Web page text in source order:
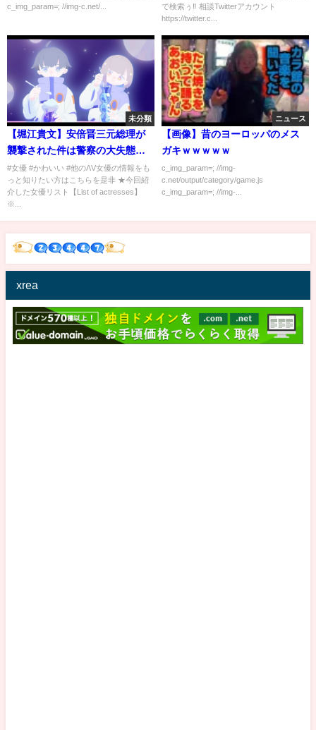
c_img_param=; //img-c.net/...
で検索ぅ‼ 相談Twitterアカウント
https://twitter.c...
未分類
【堀江貴文】安倍晋三元総理が
襲撃された件は警察の大失態、
アベガーはマジで馬鹿、選挙や
自民党の派閥争いにも影響あり
#女優 #かわいい #他のΛV女優の情報をも
っと知りたい方はこちらを是非 ★今回紹
介した女優リスト【List of actresses】
※...
ニュース
【画像】昔のヨーロッパのメス
ガキｗｗｗｗｗ
c_img_param=; //img-
c.net/output/category/game.js
c_img_param=; //img-...
xrea